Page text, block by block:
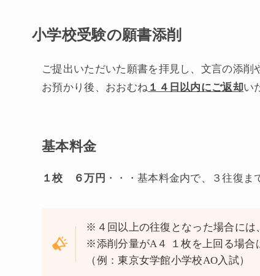
小学校受験の願書添削
ご提出いただいた願書を拝見し、文言の添削
お預かり後、おおむね １４日以内にご返却い
基本料金
１校 ６万円 ・・・基本料金内で、３往復ま
※４回以上の往復となった場合には
※添削分量がA４ １枚を上回る場合
（例：東京女学館小学校AO入試）